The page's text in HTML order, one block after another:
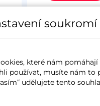
Škoda
L&K
koupeno nové v
LED světla
soukromí
které nám
používat, musíte nám
udělujete tento